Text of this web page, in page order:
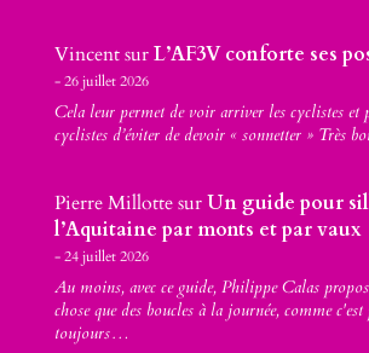
VincentsurL’AF3V conforte ses
26 juillet 2026
Cela leur permet de voir arriver les cyclistes et
cyclistes d’éviter de devoir « sonnetter » Très
Pierre MillottesurUn guide pour
l’Aquitaine par monts et par vaux
24 juillet 2026
Au moins, avec ce guide, Philippe Calas
chose que des boucles à la journée, comme c'est
toujours…